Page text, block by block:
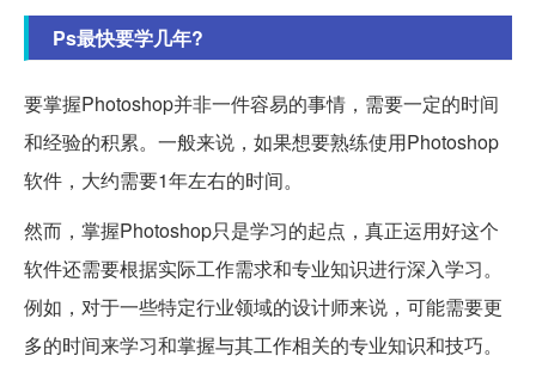
Ps最快要学几年?
要掌握Photoshop并非一件容易的事情，需要一定的时间
和经验的积累。一般来说，如果想要熟练使用Photoshop
软件，大约需要1年左右的时间。
然而，掌握Photoshop只是学习的起点，真正运用好这个
软件还需要根据实际工作需求和专业知识进行深入学习。
例如，对于一些特定行业领域的设计师来说，可能需要更
多的时间来学习和掌握与其工作相关的专业知识和技巧。